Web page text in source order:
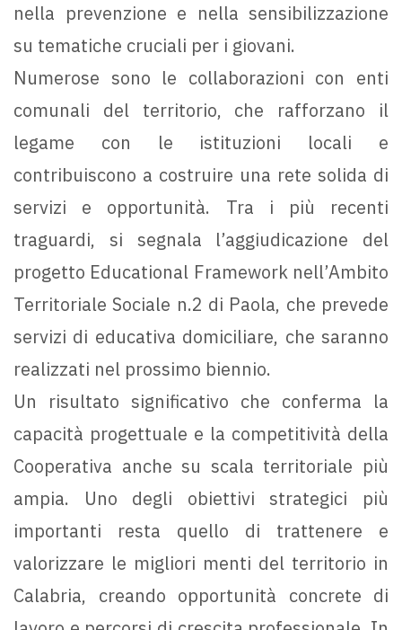
nella prevenzione e nella sensibilizzazione
su tematiche cruciali per i giovani.
Numerose sono le collaborazioni con enti
comunali del territorio, che rafforzano il
legame con le istituzioni locali e
contribuiscono a costruire una rete solida di
servizi e opportunità. Tra i più recenti
traguardi, si segnala l’aggiudicazione del
progetto Educational Framework nell’Ambito
Territoriale Sociale n.2 di Paola, che prevede
servizi di educativa domiciliare, che saranno
realizzati nel prossimo biennio.
Un risultato significativo che conferma la
capacità progettuale e la competitività della
Cooperativa anche su scala territoriale più
ampia. Uno degli obiettivi strategici più
importanti resta quello di trattenere e
valorizzare le migliori menti del territorio in
Calabria, creando opportunità concrete di